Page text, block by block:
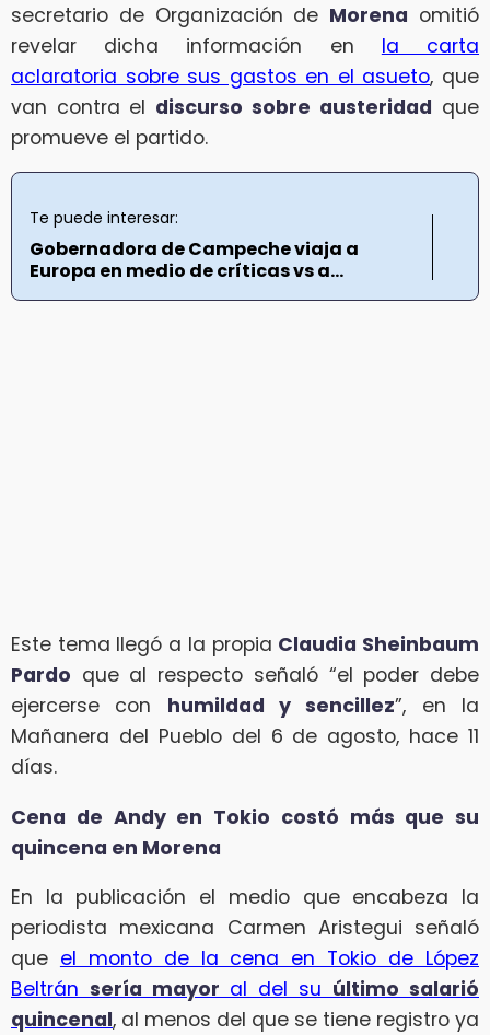
secretario de Organización de Morena omitió
revelar dicha información en la carta
aclaratoria sobre sus gastos en el asueto, que
van contra el discurso sobre austeridad que
promueve el partido.
Te puede interesar:
Gobernadora de Campeche viaja a
Europa en medio de críticas vs a...
Este tema llegó a la propia Claudia Sheinbaum
Pardo que al respecto señaló “el poder debe
ejercerse con humildad y sencillez”, en la
Mañanera del Pueblo del 6 de agosto, hace 11
días.
Cena de Andy en Tokio costó más que su
quincena en Morena
En la publicación el medio que encabeza la
periodista mexicana Carmen Aristegui señaló
que el monto de la cena en Tokio de López
Beltrán sería mayor al del su último salarió
quincenal, al menos del que se tiene registro ya